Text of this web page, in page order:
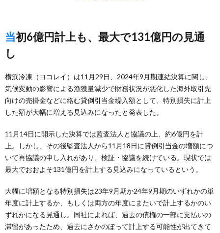
当初6億円計上も、最大で131億円の見通
し
横浜冷凍（ヨコレイ）は11月29日、2024年9月期連結決算に関し、
気候変動の影響による漁獲量減少で財務状況が悪化した海外取引先
向けの売掛金などに絡む貸倒引当金繰入額として、特別損失に計上
した額が大幅に増える見込みになったと発表した。
11月14日に開示した決算では監査法人と協議の上、約6億円を計
上。しかし、その後監査法人から11月18日に貸倒引当金の増額につ
いて再協議の申し入れがあり、検証・協議を続けている。現状では
最大でおおよそ131億円を計上する見込みになっているという。
大幅に増額となる特別損失は23年9月期か24年9月期のいずれかの単
年度に計上するか、もしくは両方の年度にまたいで計上するかのい
ずれかになる見通し。同社によれば、過去の債権の一部に支払いの
滞留があったため、過去にさかのぼって計上する可能性が出てきて